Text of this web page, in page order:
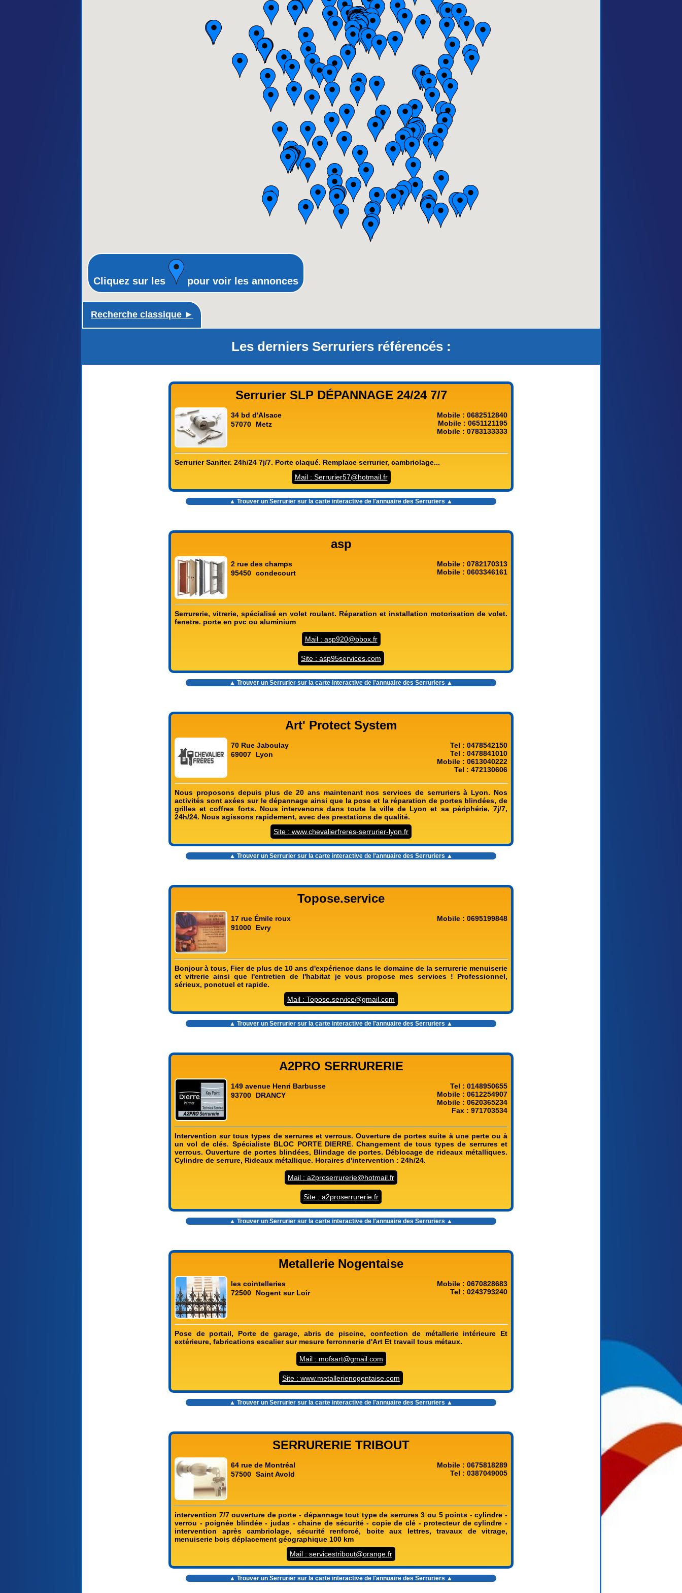
Bourgogne
Bretagne
Centre
Champagne-Ardenne
Franche-Comté
Haute-Normandie
Ile-de-France
Languedoc-Roussillon
Limousin
Lorraine
Midi-Pyrénées
Nord-Pas-de-Calais
Pays-de-la-Loire
Picardie
Poitou-Charentes
Provence-Alpes-Côte-d'Azur(paca)
Recherche classique ►
Cliquez sur les pour voir les annonces
Les derniers Serruriers référencés :
Serrurier SLP DÉPANNAGE 24/24 7/7
34 bd d'Alsace
57070
Metz
Mobile : 0682512840
Mobile : 0651121195
Mobile : 0783133333
Serrurier Saniter. 24h/24 7j/7. Porte claqué. Remplace serrurier, cambriolage...
Mail : Serrurier57@hotmail.fr
▲ Trouver un Serrurier sur la carte interactive de l'annuaire des Serruriers ▲
asp
2 rue des champs
95450 condecourt
Mobile : 0782170313
Mobile : 0603346161
Serrurerie, vitrerie, spécialisé en volet roulant. Réparation et installation motorisation de volet.
fenetre. porte en pvc ou aluminium
Mail : asp920@bbox.fr
Site : asp95services.com
▲ Trouver un Serrurier sur la carte interactive de l'annuaire des Serruriers ▲
Art' Protect System
70 Rue Jaboulay
69007
Lyon
Tel : 0478542150
Tel : 0478841010
Mobile : 0613040222
Tel : 472130606
Nous proposons depuis plus de 20 ans maintenant nos services de serruriers à Lyon. Nos
activités sont axées sur le dépannage ainsi que la pose et la réparation de portes blindées, de
grilles et coffres forts. Nous intervenons dans toute la ville de Lyon et sa périphérie, 7j/7,
24h/24. Nous agissons rapidement, avec des prestations de qualité.
Site : www.chevalierfreres-serrurier-lyon.fr
▲ Trouver un Serrurier sur la carte interactive de l'annuaire des Serruriers ▲
Topose.service
17 rue Émile roux
91000
Evry
Mobile : 0695199848
Bonjour à tous, Fier de plus de 10 ans d'expérience dans le domaine de la serrurerie menuiserie
et vitrerie ainsi que l'entretien de l'habitat je vous propose mes services ! Professionnel,
sérieux, ponctuel et rapide.
Mail : Topose.service@gmail.com
▲ Trouver un Serrurier sur la carte interactive de l'annuaire des Serruriers ▲
A2PRO SERRURERIE
149 avenue Henri Barbusse
93700
DRANCY
Tel : 0148950655
Mobile : 0612254907
Mobile : 0620365234
Fax : 971703534
Intervention sur tous types de serrures et verrous. Ouverture de portes suite à une perte ou à
un vol de clés. Spécialiste BLOC PORTE DIERRE. Changement de tous types de serrures et
verrous. Ouverture de portes blindées, Blindage de portes. Déblocage de rideaux métalliques.
Cylindre de serrure, Rideaux métallique. Horaires d'intervention : 24h/24.
Mail : a2proserrurerie@hotmail.fr
Site : a2proserrurerie.fr
▲ Trouver un Serrurier sur la carte interactive de l'annuaire des Serruriers ▲
Metallerie Nogentaise
les cointelleries
72500
Nogent sur Loir
Mobile : 0670828683
Tel : 0243793240
Pose de portail, Porte de garage, abris de piscine, confection de métallerie intérieure Et
extérieure, fabrications escalier sur mesure ferronnerie d'Art Et travail tous métaux.
Mail : mofsart@gmail.com
Site : www.metallerienogentaise.com
▲ Trouver un Serrurier sur la carte interactive de l'annuaire des Serruriers ▲
SERRURERIE TRIBOUT
64 rue de Montréal
57500 Saint Avold
Mobile : 0675818289
Tel : 0387049005
intervention 7/7 ouverture de porte - dépannage tout type de serrures 3 ou 5 points - cylindre -
verrou - poignée blindée - judas - chaine de sécurité - copie de clé - protecteur de cylindre -
intervention après cambriolage, sécurité renforcé, boite aux lettres, travaux de vitrage,
menuiserie bois déplacement géographique 100 km
Mail : servicestribout@orange.fr
▲ Trouver un Serrurier sur la carte interactive de l'annuaire des Serruriers ▲